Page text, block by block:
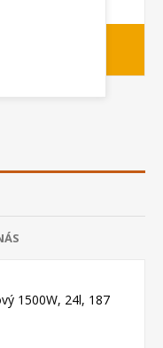
dny
1500W, 24l, 187